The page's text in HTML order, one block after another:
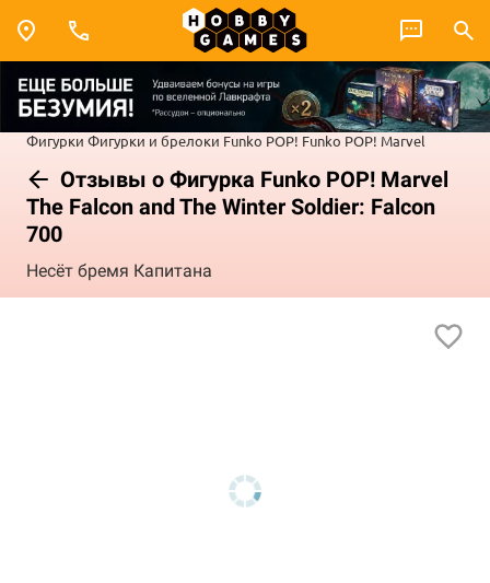
Фигурки Фигурки и брелоки Funko POP! Funko POP! Marvel
Отзывы о Фигурка Funko POP! Marvel
The Falcon and The Winter Soldier: Falcon
700
Несёт бремя Капитана